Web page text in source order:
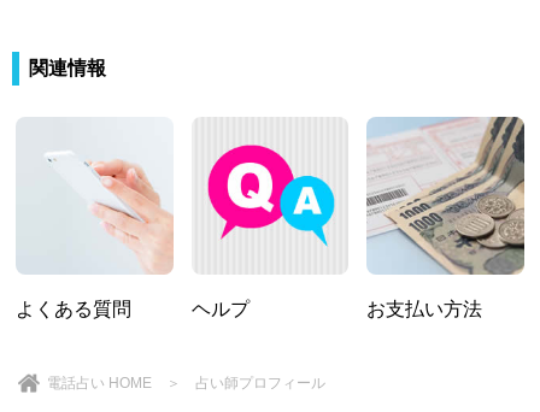
関連情報
よくある質問 ヘルプ お支払い方法
電話占い HOME ＞ 占い師プロフィール